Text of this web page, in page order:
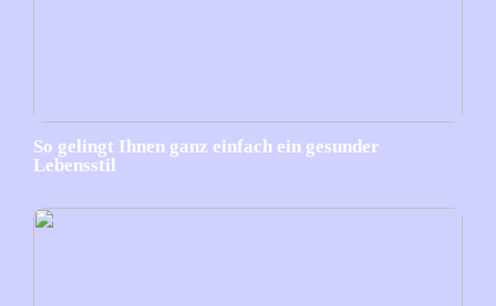
So gelingt Ihnen ganz einfach ein gesunder
Lebensstil